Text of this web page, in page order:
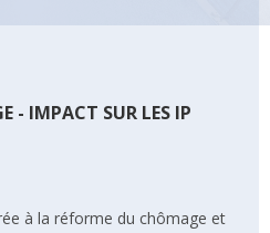
- IMPACT SUR LES IP
à la réforme du chômage et